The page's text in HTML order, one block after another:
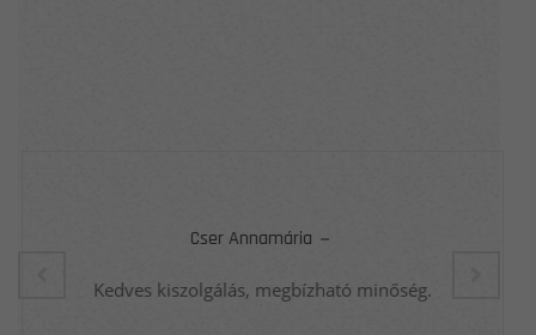
Cser Annamária
Kedves kiszolgálás, megbízható minőség.